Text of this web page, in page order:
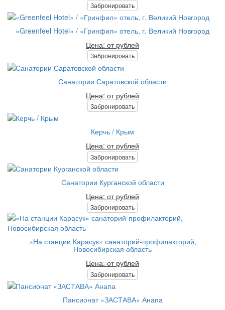
Забронировать
«Greenfeel Hotel» / «Гринфил» отель, г. Великий Новгород
Цена: от рублей
Забронировать
Санатории Саратовской области
Цена: от рублей
Забронировать
Керчь / Крым
Цена: от рублей
Забронировать
Санатории Курганской области
Цена: от рублей
Забронировать
«На станции Карасук» санаторий-профилакторий,
Новосибирская область
Цена: от рублей
Забронировать
Пансионат «ЗАСТАВА» Анапа